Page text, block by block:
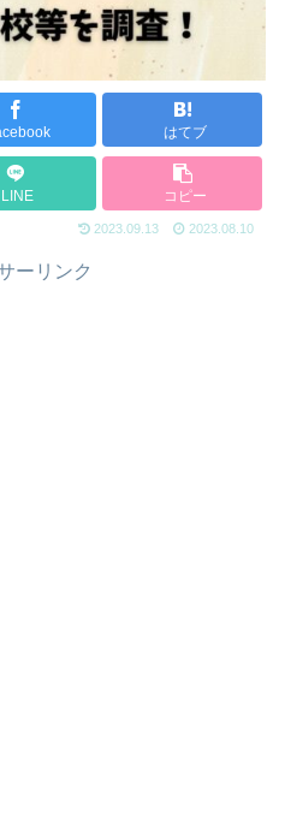
はてブ
LINE コピー
2023.09.13 2023.08.10
ーリンク